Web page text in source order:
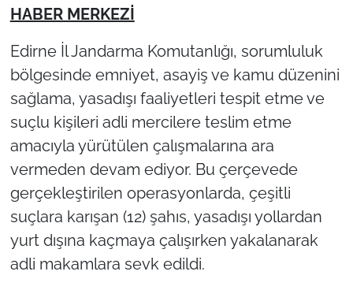
HABER MERKEZİ
Edirne İl Jandarma Komutanlığı, sorumluluk
bölgesinde emniyet, asayiş ve kamu düzenini
sağlama, yasadışı faaliyetleri tespit etme ve
suçlu kişileri adli mercilere teslim etme
amacıyla yürütülen çalışmalarına ara
vermeden devam ediyor. Bu çerçevede
gerçekleştirilen operasyonlarda, çeşitli
suçlara karışan (12) şahıs, yasadışı yollardan
yurt dışına kaçmaya çalışırken yakalanarak
adli makamlara sevk edildi.
TÜRKİYE
Bölge
Güvenlik
Genel
Politika
Flaş Haber